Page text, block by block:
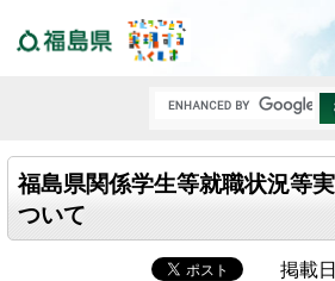
福島県関係学生等就職状況等
ついて
掲載